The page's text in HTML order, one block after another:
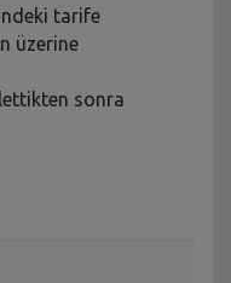
tarife
üzerine
sonra